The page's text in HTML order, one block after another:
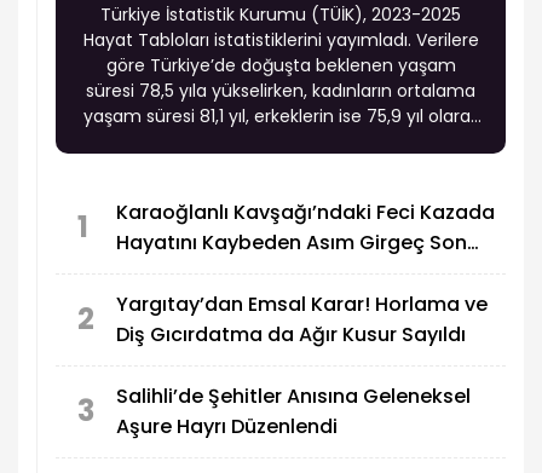
Türkiye İstatistik Kurumu (TÜİK), 2023-2025
Hayat Tabloları istatistiklerini yayımladı. Verilere
göre Türkiye’de doğuşta beklenen yaşam
süresi 78,5 yıla yükselirken, kadınların ortalama
yaşam süresi 81,1 yıl, erkeklerin ise 75,9 yıl olarak
1
Karaoğlanlı Kavşağı’ndaki Feci Kazada
Hayatını Kaybeden Asım Girgeç Son
2
Yargıtay’dan Emsal Karar! Horlama ve
Diş Gıcırdatma da Ağır Kusur Sayıldı
3
Salihli’de Şehitler Anısına Geleneksel
Aşure Hayrı Düzenlendi